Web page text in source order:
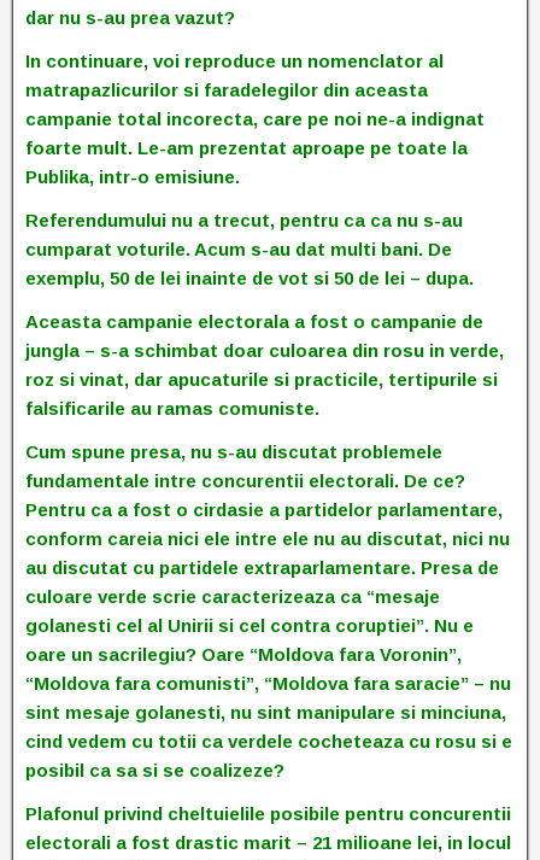
dar nu s-au prea vazut?
In continuare, voi reproduce un nomenclator al
matrapazlicurilor si faradelegilor din aceasta
campanie total incorecta, care pe noi ne-a indignat
foarte mult. Le-am prezentat aproape pe toate la
Publika, intr-o emisiune.
Referendumului nu a trecut, pentru ca ca nu s-au
cumparat voturile. Acum s-au dat multi bani. De
exemplu, 50 de lei inainte de vot si 50 de lei – dupa.
Aceasta campanie electorala a fost o campanie de
jungla – s-a schimbat doar culoarea din rosu in verde,
roz si vinat, dar apucaturile si practicile, tertipurile si
falsificarile au ramas comuniste.
Cum spune presa, nu s-au discutat problemele
fundamentale intre concurentii electorali. De ce?
Pentru ca a fost o cirdasie a partidelor parlamentare,
conform careia nici ele intre ele nu au discutat, nici nu
au discutat cu partidele extraparlamentare. Presa de
culoare verde scrie caracterizeaza ca “mesaje
golanesti cel al Unirii si cel contra coruptiei”. Nu e
oare un sacrilegiu? Oare “Moldova fara Voronin”,
“Moldova fara comunisti”, “Moldova fara saracie” – nu
sint mesaje golanesti, nu sint manipulare si minciuna,
cind vedem cu totii ca verdele cocheteaza cu rosu si e
posibil ca sa si se coalizeze?
Plafonul privind cheltuielile posibile pentru concurentii
electorali a fost drastic marit – 21 milioane lei, in locul